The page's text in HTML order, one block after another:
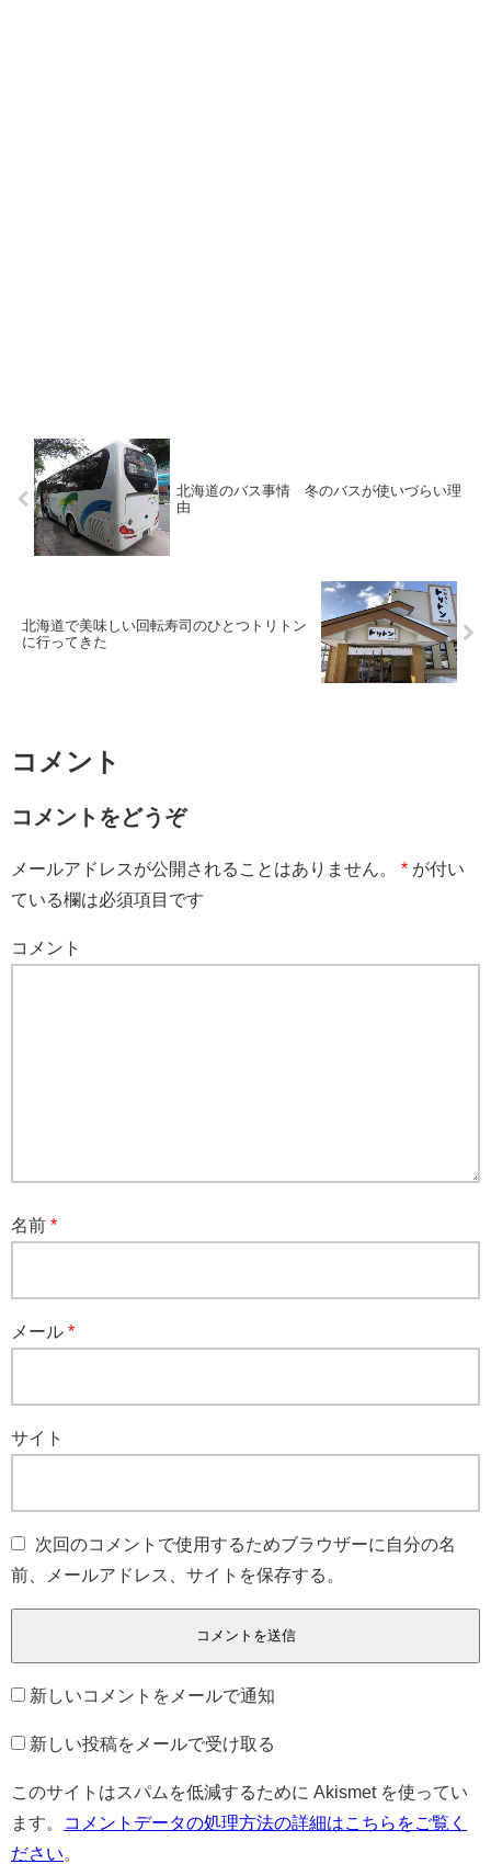
北海道のバス事情 冬のバスが使いづらい理
由
北海道で美味しい回転寿司のひとつトリトン
に行ってきた
コメント
コメントをどうぞ
メールアドレスが公開されることはありません。 * が付い
ている欄は必須項目です
コメント
名前 *
メール *
サイト
次回のコメントで使用するためブラウザーに自分の名
前、メールアドレス、サイトを保存する。
新しいコメントをメールで通知
新しい投稿をメールで受け取る
このサイトはスパムを低減するために Akismet を使ってい
ます。
コメントデータの処理方法の詳細はこちらをご覧く
ださい。